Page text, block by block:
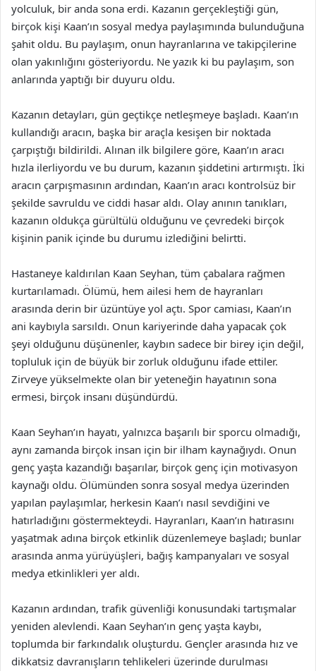
yolculuk, bir anda sona erdi. Kazanın gerçekleştiği gün,
birçok kişi Kaan’ın sosyal medya paylaşımında bulunduğuna
şahit oldu. Bu paylaşım, onun hayranlarına ve takipçilerine
olan yakınlığını gösteriyordu. Ne yazık ki bu paylaşım, son
anlarında yaptığı bir duyuru oldu.
Kazanın detayları, gün geçtikçe netleşmeye başladı. Kaan’ın
kullandığı aracın, başka bir araçla kesişen bir noktada
çarpıştığı bildirildi. Alınan ilk bilgilere göre, Kaan’ın aracı
hızla ilerliyordu ve bu durum, kazanın şiddetini artırmıştı. İki
aracın çarpışmasının ardından, Kaan’ın aracı kontrolsüz bir
şekilde savruldu ve ciddi hasar aldı. Olay anının tanıkları,
kazanın oldukça gürültülü olduğunu ve çevredeki birçok
kişinin panik içinde bu durumu izlediğini belirtti.
Hastaneye kaldırılan Kaan Seyhan, tüm çabalara rağmen
kurtarılamadı. Ölümü, hem ailesi hem de hayranları
arasında derin bir üzüntüye yol açtı. Spor camiası, Kaan’ın
ani kaybıyla sarsıldı. Onun kariyerinde daha yapacak çok
şeyi olduğunu düşünenler, kaybın sadece bir birey için değil,
topluluk için de büyük bir zorluk olduğunu ifade ettiler.
Zirveye yükselmekte olan bir yeteneğin hayatının sona
ermesi, birçok insanı düşündürdü.
Kaan Seyhan’ın hayatı, yalnızca başarılı bir sporcu olmadığı,
aynı zamanda birçok insan için bir ilham kaynağıydı. Onun
genç yaşta kazandığı başarılar, birçok genç için motivasyon
kaynağı oldu. Ölümünden sonra sosyal medya üzerinden
yapılan paylaşımlar, herkesin Kaan’ı nasıl sevdiğini ve
hatırladığını göstermekteydi. Hayranları, Kaan’ın hatırasını
yaşatmak adına birçok etkinlik düzenlemeye başladı; bunlar
arasında anma yürüyüşleri, bağış kampanyaları ve sosyal
medya etkinlikleri yer aldı.
Kazanın ardından, trafik güvenliği konusundaki tartışmalar
yeniden alevlendi. Kaan Seyhan’ın genç yaşta kaybı,
toplumda bir farkındalık oluşturdu. Gençler arasında hız ve
dikkatsiz davranışların tehlikeleri üzerinde durulması